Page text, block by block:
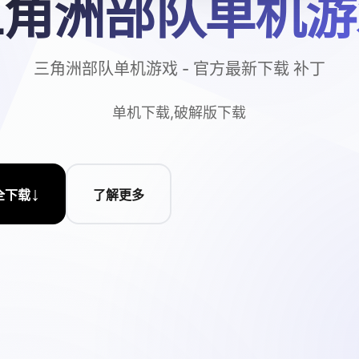
洲部队单机
三角洲部队单机游戏 - 官方最新下载 补丁
单机下载,破解版下载
下载↓ 了解更多